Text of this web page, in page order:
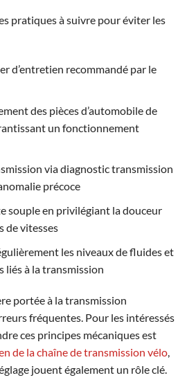
pratiques à suivre pour éviter les
d’entretien recommandé par le
des pièces d’automobile de
un fonctionnement
via diagnostic transmission
précoce
souple en privilégiant la douceur
de vitesses
les niveaux de fluides et
liés à la transmission
portée à la transmission
fréquentes. Pour les intéressés
ces principes mécaniques est
de la chaîne de transmission vélo,
jouent également un rôle clé.